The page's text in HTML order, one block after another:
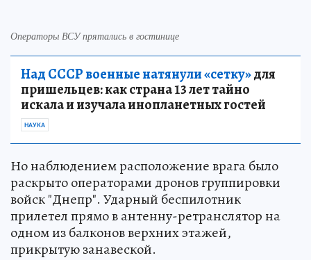
Операторы ВСУ прятались в гостинице
Над СССР военные натянули «сетку»для
пришельцев: как страна 13 лет тайно
искала и изучала инопланетных гостей
НАУКА
Но наблюдением расположение врага было
раскрыто операторами дронов группировки
войск "Днепр". Ударный беспилотник
прилетел прямо в антенну-ретранслятор на
одном из балконов верхних этажей,
прикрытую занавеской.